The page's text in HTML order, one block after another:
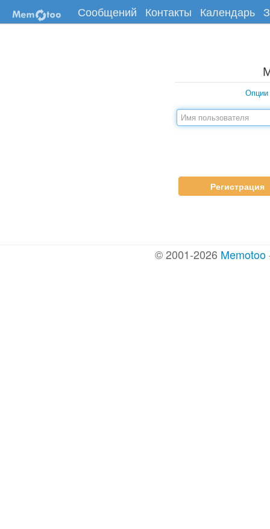
Сообщений Контакты Календарь
Опции
Регистрация
© 2001-2026 Memotoo